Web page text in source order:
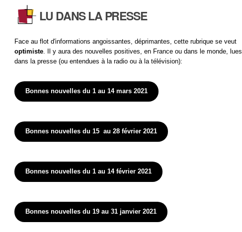
LU DANS LA PRESSE
Face au flot d'informations angoissantes, déprimantes, cette rubrique se veut
optimiste. Il y aura des nouvelles positives, en France ou dans le monde, lues
dans la presse (ou entendues à la radio ou à la télévision):
Bonnes nouvelles du 1 au 14 mars 2021
Bonnes nouvelles du 15 au 28 février 2021
Bonnes nouvelles du 1 au 14 février 2021
Bonnes nouvelles du 19 au 31 janvier 2021